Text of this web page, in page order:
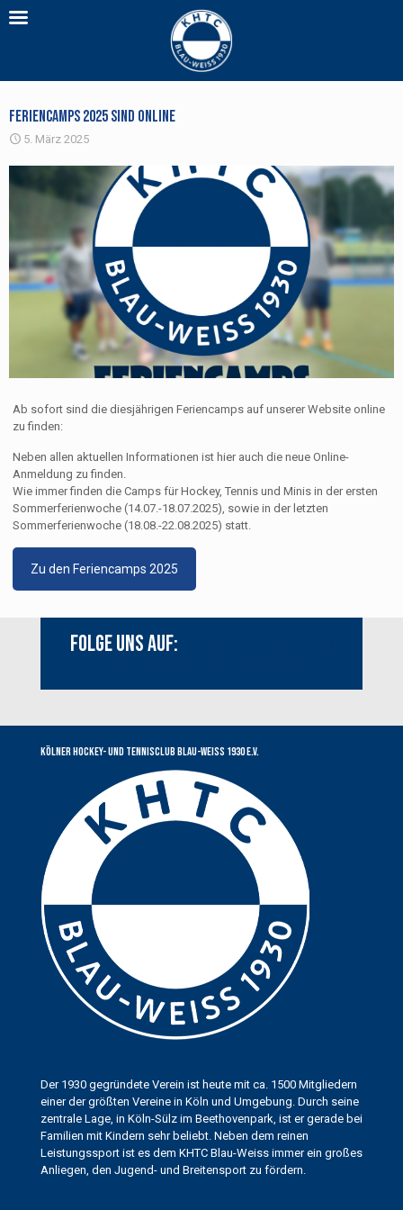
Feriencamps 2025 sind online
5. März 2025
Ab sofort sind die diesjährigen Feriencamps auf unserer Website online
zu finden:
Neben allen aktuellen Informationen ist hier auch die neue Online-
Anmeldung zu finden.
Wie immer finden die Camps für Hockey, Tennis und Minis in der ersten
Sommerferienwoche (14.07.-18.07.2025), sowie in der letzten
Sommerferienwoche (18.08.-22.08.2025) statt.
Zu den Feriencamps 2025
Folge uns auf:
Kölner Hockey- und Tennisclub Blau-Weiss 1930 e.V.
Der 1930 gegründete Verein ist heute mit ca. 1500 Mitgliedern
einer der größten Vereine in Köln und Umgebung. Durch seine
zentrale Lage, in Köln-Sülz im Beethovenpark, ist er gerade bei
Familien mit Kindern sehr beliebt. Neben dem reinen
Leistungssport ist es dem KHTC Blau-Weiss immer ein großes
Anliegen, den Jugend- und Breitensport zu fördern.